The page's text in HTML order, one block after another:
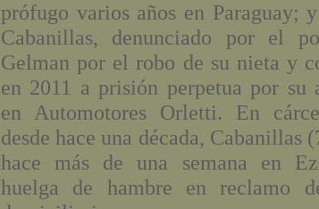
prófugo varios años en Paraguay;
Cabanillas, denunciado por el
Gelman por el robo de su nieta y
en 2011 a prisión perpetua por su
en Automotores Orletti. En
desde hace una década, Cabanillas
hace más de una semana en
huelga de hambre en reclamo